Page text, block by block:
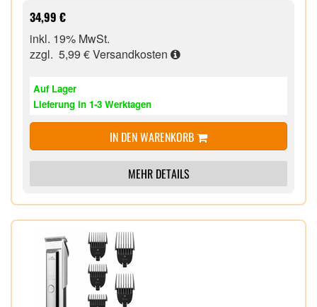
34,99 €
inkl. 19% MwSt.
zzgl. 5,99 €Versandkosten
Auf Lager
Lieferung in 1-3 Werktagen
IN DEN WARENKORB
MEHR DETAILS